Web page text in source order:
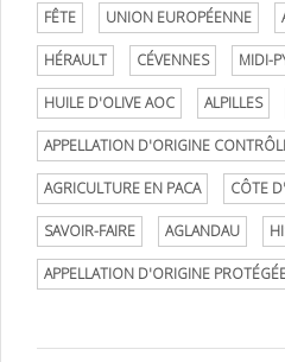
FÊTE UNION EUROPÉENNE
HÉRAULT CÉVENNES MIDI-
HUILE D'OLIVE AOC ALPILLES
APPELLATION D'ORIGINE
AGRICULTURE EN PACA CÔTE
SAVOIR-FAIRE AGLANDAU
APPELLATION D'ORIGINE